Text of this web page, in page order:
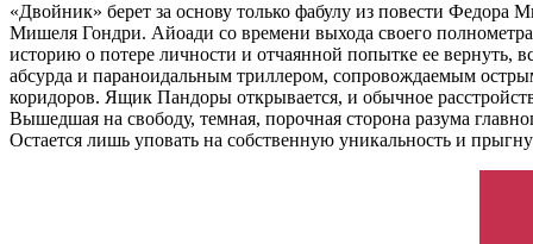
«Двойник» берет за основу только фабулу из повести Федора
Мишеля Гондри. Айоади со времени выхода своего
историю о потере личности и отчаянной попытке ее вернуть,
абсурда и параноидальным триллером, сопровождаемым
коридоров. Ящик Пандоры открывается, и обычное
Вышедшая на свободу, темная, порочная сторона разума
Остается лишь уповать на собственную уникальность и